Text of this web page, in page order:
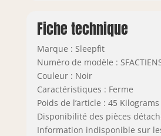
Fiche technique
Marque : Sleepfit
Numéro de modèle :
Couleur : Noir
Caractéristiques : Ferme
Poids de l’article : 45 Kilograms
Disponibilité des pièces
Information indisponible sur